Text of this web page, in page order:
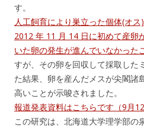
す。
人工飼育により巣立った個体(オ
2012 年 11 月 14 日に初めて産卵
いた卵の発生が進んでいなかった
すが、その卵を回収して採取した
た結果、卵を産んだメスが尖閣諸
高いことが示唆されました。
報道発表資料はこちらです（9月12
この研究は、北海道大学理学部の